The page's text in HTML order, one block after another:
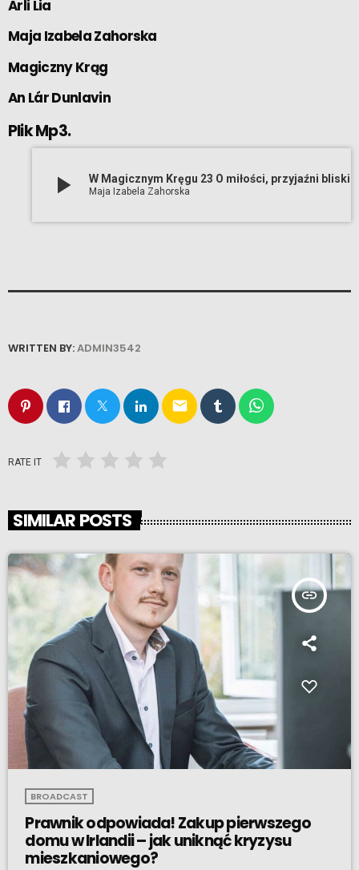
Arli Lia
Maja Izabela Zahorska
Magiczny Krąg
An Lár Dunlavin
Plik Mp3.
play_arrow Maja Izabela Zahorska
WRITTEN BY:ADMIN3542
email
RATE IT
SIMILAR POSTS
insert_link
BROADCAST
Prawnik odpowiada! Zakup pierwszego
domu w Irlandii – jak uniknąć kryzysu
mieszkaniowego?